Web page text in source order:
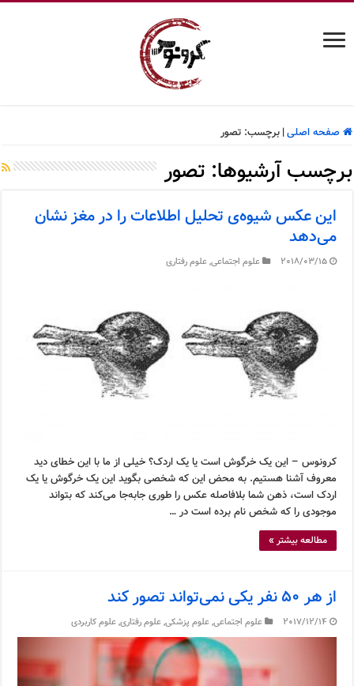
صفحه اصلی| برچسب:تصور
برچسب آرشیوها: تصور
این عکس شیوه‌ی تحلیل اطلاعات را در مغز نشان
می‌دهد
2018/03/15 علوم اجتماعی,علوم رفتاری
کرونوس – این یک خرگوش است یا یک اردک؟ خیلی از ما با این خطای دید
معروف آشنا هستیم. به محض این که شخصی بگوید این یک خرگوش یا یک
اردک است، ذهن شما بلافاصله عکس را طوری جابه‌جا می‌کند که بتواند
موجودی را که شخص نام برده است در …
مطالعه بیشتر »
از هر ۵۰ نفر یکی نمی‌تواند تصور کند
2017/12/14 علوم اجتماعی,علوم پزشکی,علوم رفتاری,علوم کاربردی